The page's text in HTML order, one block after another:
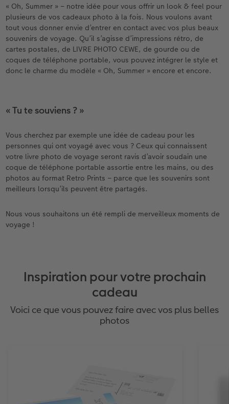
« Oh, Summer » – notre idée pour vous offrir un look & feel pour
plusieurs de vos cadeaux photo à la fois. Nous voulons avant
tout vous donner envie d’entrer en contact avec vos plus beaux
souvenirs de voyage. Qu’il s’agisse d’impressions rétro, de
cartes postales, de LIVRE PHOTO CEWE, de gourde ou de
coques de téléphone portable, vous pouvez intégrer le style et
donc le charme du modèle « Oh, Summer » encore et encore.
« Tu te souviens ? »
Vous cherchez par exemple une idée de cadeau pour les
personnes qui ont voyagé avec vous ? Ceux qui connaissent
votre livre photo de voyage seront ravis d’avoir soudain une
coque de téléphone portable assortie entre les mains, ou des
photos au format Retro Prints – parce que les souvenirs sont
meilleurs lorsqu’ils peuvent être partagés.
Nous vous souhaitons un été rempli de merveilleux moments de
voyage !
Inspiration pour votre prochain
cadeau
Voici ce que vous pouvez faire avec vos plus belles
photos